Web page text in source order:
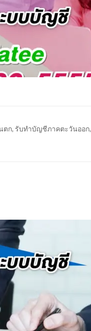
ตก, รับทำบัญชีภาคตะวันออก,